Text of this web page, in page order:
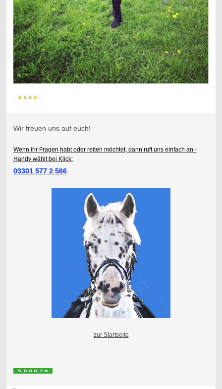
Wir freuen uns auf euch!
Wenn ihr Fragen habt oder reiten möchtet, dann ruft uns einfach an -
Handy wählt bei Klick:
03301 577 2 566
zur Startseite